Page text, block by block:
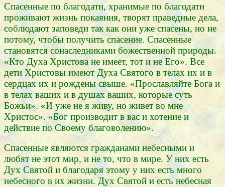
Спасенные по благодати, хранимые по благодати
проживают жизнь покаяния, творят праведные дела,
соблюдают заповеди так как они уже спасены, но не
потому, чтобы получить спасение. Спасенные
становятся сонаследниками божественной природы.
«Кто Духа Христова не имеет, тот и не Его». Все
дети Христовы имеют Духа Святого в телах их и в
сердцах их и рождены свыше. «Прославляйте Бога и
в телах ваших и в душах ваших, которые суть
Божьи». «И уже не я живу, но живет во мне
Христос». «Бог производит в вас и хотение и
действие по Своему благоволению».
Спасенные являются гражданами небесными и
любят не этот мир, и не то, что в мире. У них есть
Дух Святой и благодаря этому у них есть много
небесного в их жизни. Дух Святой и есть небесная